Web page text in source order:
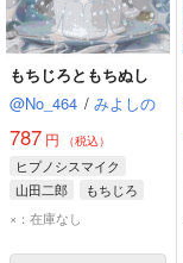
もちじろともちぬし
@No_464 / みよしの
787 円 （税込）
ヒプノシスマイク
山田二郎
もちじろ
×：在庫なし